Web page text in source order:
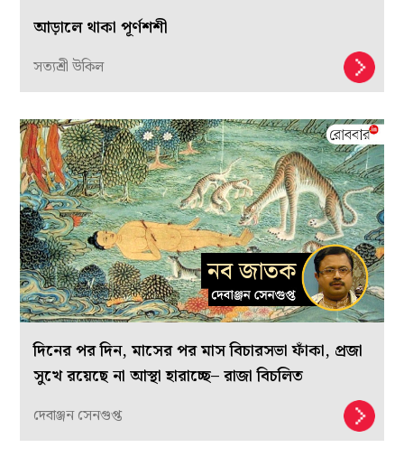
আড়ালে থাকা পূর্ণশশী
সত্যশ্রী উকিল
দিনের পর দিন, মাসের পর মাস বিচারসভা ফাঁকা, প্রজা
সুখে রয়েছে না আস্থা হারাচ্ছে– রাজা বিচলিত
দেবাঞ্জন সেনগুপ্ত